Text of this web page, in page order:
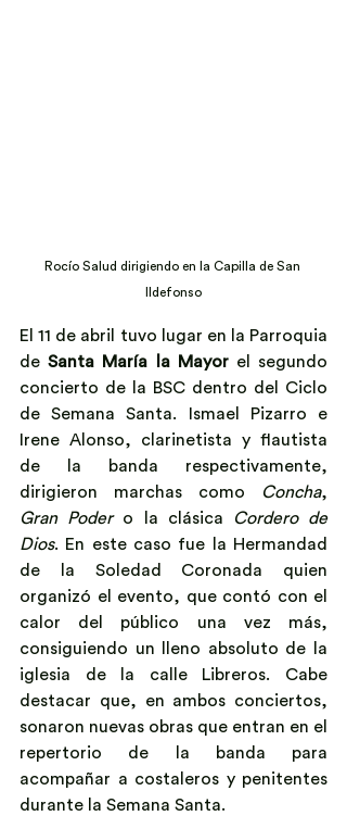
Rocío Salud dirigiendo en la Capilla de San
Ildefonso
El 11 de abril tuvo lugar en la Parroquia
de Santa María la Mayor el segundo
concierto de la BSC dentro del Ciclo
de Semana Santa. Ismael Pizarro e
Irene Alonso, clarinetista y flautista
de la banda respectivamente,
dirigieron marchas como
Concha
Gran Poder o la clásica
Cordero de
Dios. En este caso fue la Hermandad
de la Soledad Coronada quien
organizó el evento, que contó con el
calor del público una vez más,
consiguiendo un lleno absoluto de la
iglesia de la calle Libreros. Cabe
destacar que, en ambos conciertos,
sonaron nuevas obras que entran en el
repertorio de la banda para
acompañar a costaleros y penitentes
durante la Semana Santa.